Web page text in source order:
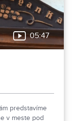
05:47
predstavíme
v meste pod